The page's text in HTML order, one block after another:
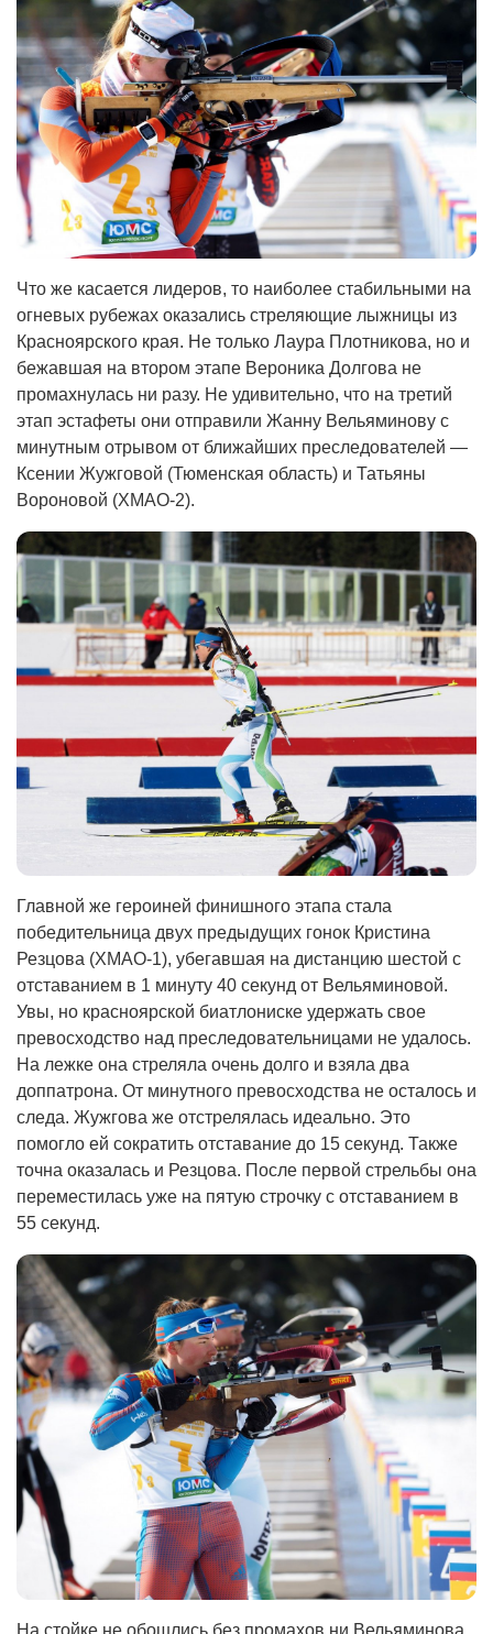
Что же касается лидеров, то наиболее стабильными на
огневых рубежах оказались стреляющие лыжницы из
Красноярского края. Не только Лаура Плотникова, но и
бежавшая на втором этапе Вероника Долгова не
промахнулась ни разу. Не удивительно, что на третий
этап эстафеты они отправили Жанну Вельяминову с
минутным отрывом от ближайших преследователей —
Ксении Жужговой (Тюменская область) и Татьяны
Вороновой (ХМАО-2).
Главной же героиней финишного этапа стала
победительница двух предыдущих гонок Кристина
Резцова (ХМАО-1), убегавшая на дистанцию шестой с
отставанием в 1 минуту 40 секунд от Вельяминовой.
Увы, но красноярской биатлониске удержать свое
превосходство над преследовательницами не удалось.
На лежке она стреляла очень долго и взяла два
доппатрона. От минутного превосходства не осталось и
следа. Жужгова же отстрелялась идеально. Это
помогло ей сократить отставание до 15 секунд. Также
точна оказалась и Резцова. После первой стрельбы она
переместилась уже на пятую строчку с отставанием в
55 секунд.
На стойке не обошлись без промахов ни Вельяминова,